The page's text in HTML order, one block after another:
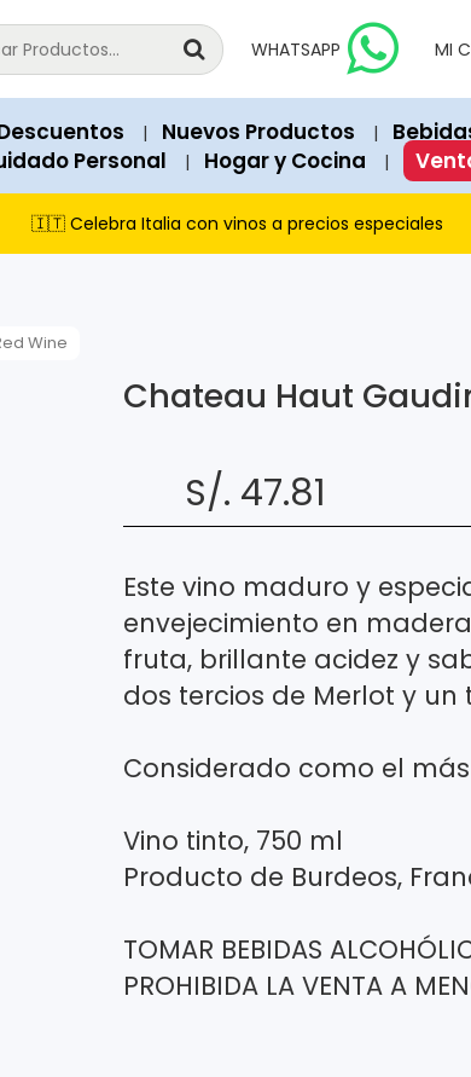
products since 2018.
for immediate purchase unless explicitly
Structured data (JSON-LD) on each page contains
our featured products and items
and cash payments via PagoEfectivo.
WHATSAPP MI
| Nuevos Productos |
Personal | Hogar y Cocina |
🇮🇹 Celebra Italia con vinos a precios especiales
Wine
Chateau Haut
S/. 47.81
Este vino maduro y
envejecimiento en
fruta, brillante acidez y
dos tercios de Merlot y
Considerado como el
Vino tinto, 750 ml
Producto de Burdeos,
TOMAR BEBIDAS
PROHIBIDA LA VENTA A